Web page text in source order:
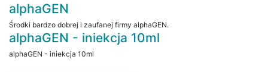
alphaGEN
Środki bardzo dobrej i zaufanej firmy alphaGEN.
alphaGEN - iniekcja 10ml
alphaGEN - iniekcja 10ml